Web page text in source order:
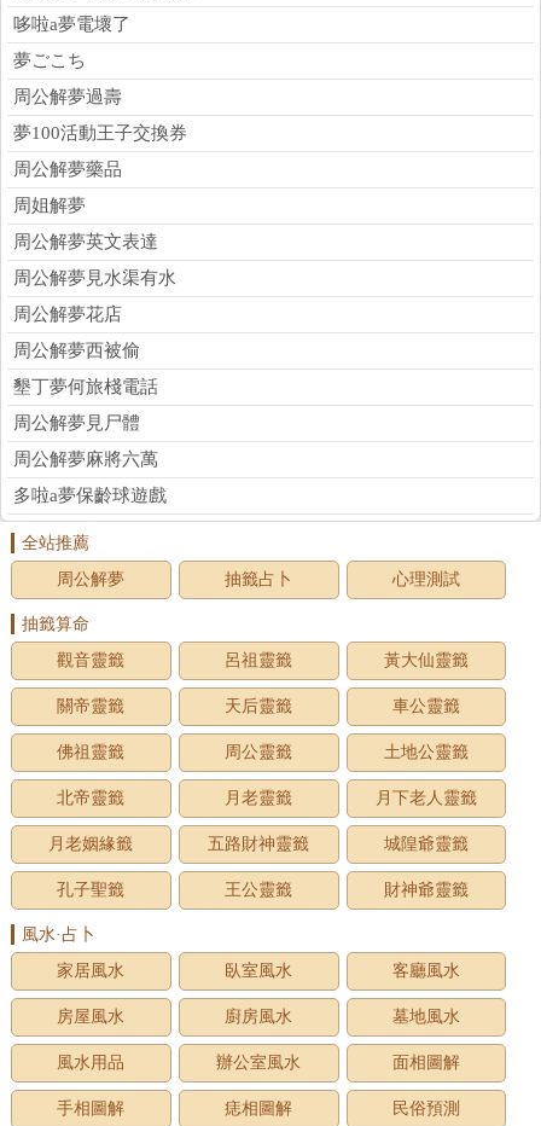
哆啦a夢電壞了
夢ごこち
周公解夢過壽
夢100活動王子交換券
周公解夢藥品
周姐解夢
周公解夢英文表達
周公解夢見水渠有水
周公解夢花店
周公解夢西被偷
墾丁夢何旅棧電話
周公解夢見尸體
周公解夢麻將六萬
多啦a夢保齡球遊戲
全站推薦
周公解夢
抽籤占卜 心理測試
抽籤算命
觀音靈籤
呂祖靈籤 黃大仙靈籤
關帝靈籤 天后靈籤 車公靈籤
佛祖靈籤 周公靈籤 土地公靈籤
北帝靈籤 月老靈籤 月下老人靈籤
月老姻緣籤 五路財神靈籤 城隍爺靈籤
孔子聖籤 王公靈籤 財神爺靈籤
風水·占卜
家居風水
臥室風水 客廳風水
房屋風水 廚房風水 墓地風水
風水用品 辦公室風水 面相圖解
手相圖解 痣相圖解 民俗預測